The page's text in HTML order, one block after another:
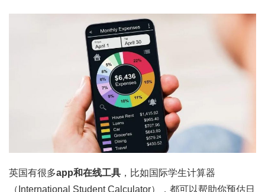
英国有很多app和在线工具 ，比如国际学生计算器
（International Student Calculator），都可以帮助你预估日